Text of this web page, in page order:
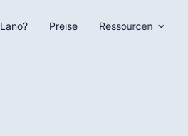
Preise Ressourcen